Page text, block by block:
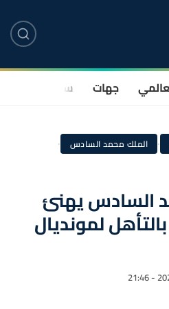
جهات سياسة
· الملك محمد السادس ·
السادس يهنئ
لمونديال